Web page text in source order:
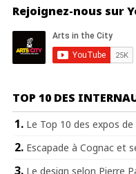
Rejoignez-nous sur
TOP 10 DES
Le Top 10 des expos
Escapade à Cognac et
Le design selon Pierre